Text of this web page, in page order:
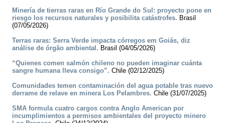
Minería de tierras raras en Río Grande do Sul: proyecto pone en
riesgo los recursos naturales y posibilita catástrofes. Brasil
(07/05/2026)
Terras raras: Serra Verde impacta córregos em Goiás, diz
análise de órgão ambiental. Brasil (04/05/2026)
“Quienes comen salmón chileno no pueden imaginar cuánta
sangre humana lleva consigo”. Chile (02/12/2025)
Comunidades temen contaminación del agua potable tras nuevo
derrame de relave en minera Los Pelambres. Chile (31/07/2025)
SMA formula cuatro cargos contra Anglo American por
incumplimientos a permisos ambientales del proyecto minero